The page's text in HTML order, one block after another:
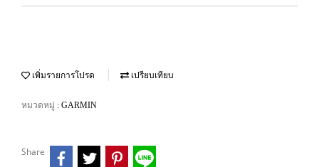
เพิ่มรายการโปรด เปรียบเทียบ
หมวดหมู่ : GARMIN
Share